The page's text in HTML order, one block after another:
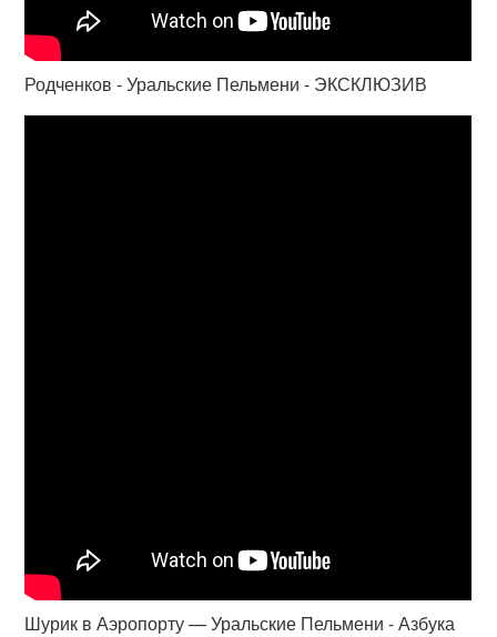
Родченков - Уральские Пельмени - ЭКСКЛЮЗИВ
Шурик в Аэропорту — Уральские Пельмени - Азбука